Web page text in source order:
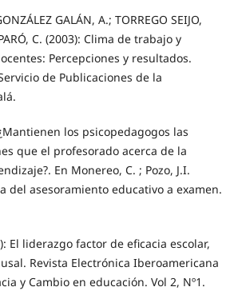
GALÁN, A.; TORREGO SEIJO,
C. (2003): Clima de trabajo y
Percepciones y resultados.
de Publicaciones de la
los psicopedagogos las
que el profesorado acerca de la
En Monereo, C. ; Pozo, J.I.
del asesoramiento educativo a examen.
El liderazgo factor de eficacia escolar,
Revista Electrónica Iberoamericana
y Cambio en educación. Vol 2, Nº1.